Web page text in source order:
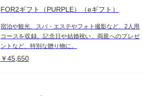
FOR2ギフト（PURPLE）（eギフト）
宿泊や観光、スパ・エステやフォト撮影など、2人用
コースを収録。記念日や結婚祝い、両親へのプレゼ
ントなど、特別な贈り物に。
￥45,650